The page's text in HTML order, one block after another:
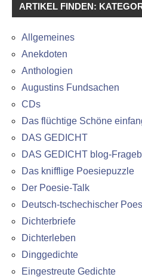
ARTIKEL FINDEN:
Allgemeines
Anekdoten
Anthologien
Augustins Fundsachen
CDs
Das flüchtige Schöne
DAS GEDICHT
DAS GEDICHT blog-
Das knifflige Poesiepuzzle
Der Poesie-Talk
Deutsch-tschechischer
Dichterbriefe
Dichterleben
Dinggedichte
Eingestreute Gedichte